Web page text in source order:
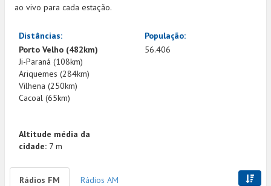
ao vivo para cada estação.
Distâncias:
Porto Velho (482km)
Ji-Paraná (108km)
Ariquemes (284km)
Vilhena (250km)
Cacoal (65km)
Altitude média da
cidade: 7 m
População:
56.406
Rádios FM Rádios AM